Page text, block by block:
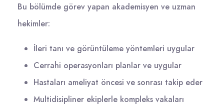
Bu bölümde görev yapan akademisyen ve uzman
hekimler:
İleri tanı ve görüntüleme yöntemleri uygular
Cerrahi operasyonları planlar ve uygular
Hastaları ameliyat öncesi ve sonrası takip eder
Multidisipliner ekiplerle kompleks vakaları